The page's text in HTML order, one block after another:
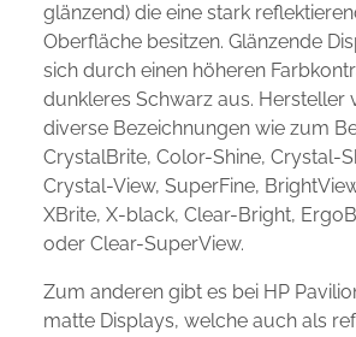
glänzend) die eine stark
Oberfläche besitzen. Glänzende
sich durch einen höheren
dunkleres Schwarz aus. Hersteller
diverse Bezeichnungen wie zum
CrystalBrite, Color-Shine, Crystal-
Crystal-View, SuperFine,
XBrite, X-black, Clear-Bright,
oder Clear-SuperView.
Zum anderen gibt es bei HP
matte Displays, welche auch als